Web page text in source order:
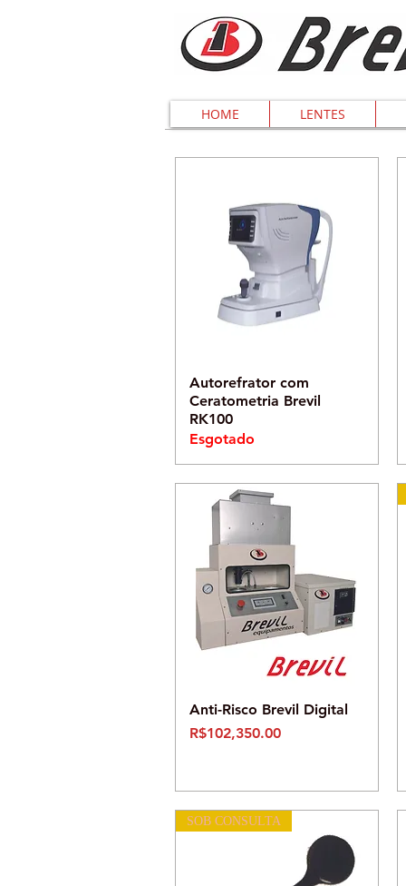
HOME LENTES
Visualização rápida
Autorefrator com
Ceratometria Brevil
RK100
Esgotado
Visualização rápida
Anti-Risco Brevil Digital
Preço
R$102,350.00
SOB CONSULTA